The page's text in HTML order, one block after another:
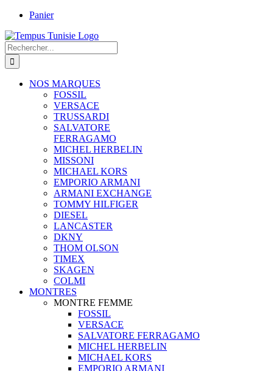
Passer
contenu
Panier
Rechercher:
NOS MARQUES
FOSSIL
VERSACE
TRUSSARDI
SALVATORE
FERRAGAMO
MICHEL HERBELIN
MISSONI
MICHAEL KORS
EMPORIO ARMANI
ARMANI EXCHANGE
TOMMY HILFIGER
DIESEL
LANCASTER
DKNY
THOM OLSON
TIMEX
SKAGEN
COLMI
MONTRES
MONTRE FEMME
FOSSIL
VERSACE
SALVATORE FERRAGAMO
MICHEL HERBELIN
MICHAEL KORS
EMPORIO ARMANI